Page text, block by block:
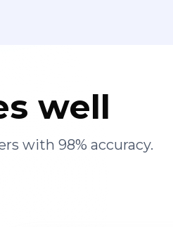
well
with 98% accuracy.